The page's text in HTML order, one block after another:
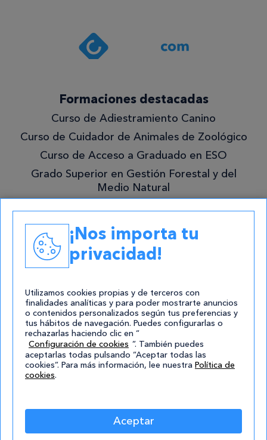
política de
privacidad .*
¡Quiero
mejor!
Formaciones destacadas
Curso de Adiestramiento Canino
Curso de Cuidador de Animales de Zoológico
Curso de Acceso a Graduado en ESO
Grado Superior en Gestión Forestal y del
Medio Natural
Contacto
atencion@cursos.com
Redes Sociales
Aviso Legal|Política de privacidad|Cookies|Mapa de
Sitio
¡Nos importa tu
privacidad!
Utilizamos cookies propias y de terceros con
finalidades analíticas y para poder mostrarte anuncios
o contenidos personalizados según tus preferencias y
tus hábitos de navegación. Puedes configurarlas o
rechazarlas haciendo clic en “
Configuración de cookies ”. También puedes
aceptarlas todas pulsando “Aceptar todas las
cookies”. Para más información, lee nuestra Política de
cookies.
Aceptar